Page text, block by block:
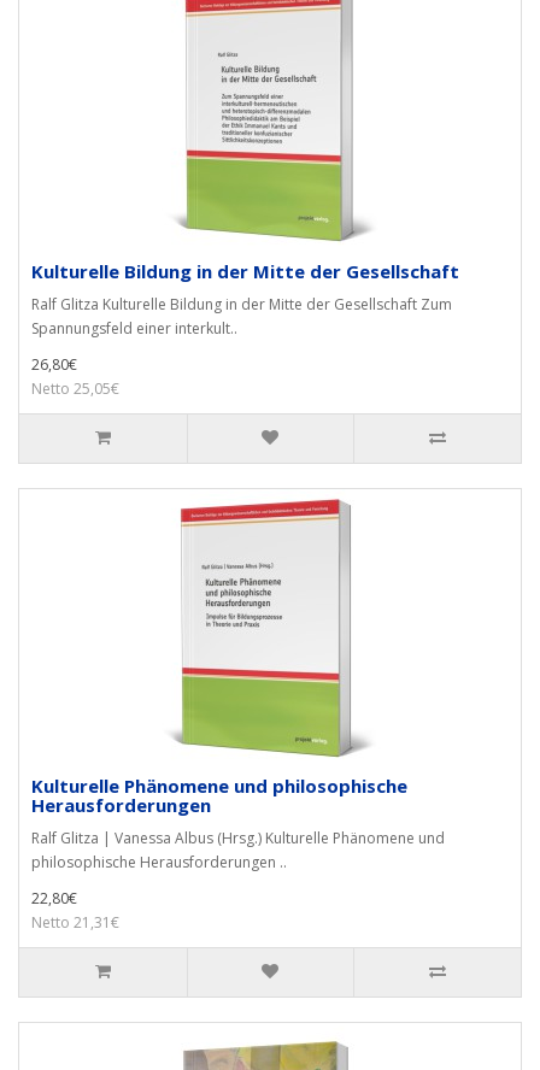
Kulturelle Bildung in der Mitte der Gesellschaft
Ralf Glitza Kulturelle Bildung in der Mitte der Gesellschaft Zum
Spannungsfeld einer interkult..
26,80€
Netto 25,05€
Kulturelle Phänomene und philosophische
Herausforderungen
Ralf Glitza | Vanessa Albus (Hrsg.) Kulturelle Phänomene und
philosophische Herausforderungen ..
22,80€
Netto 21,31€